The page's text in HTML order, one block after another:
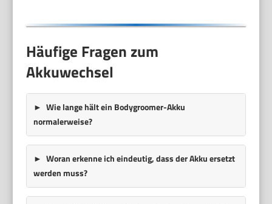
Häufige Fragen zum
Akkuwechsel
Wie lange hält ein Bodygroomer-Akku
normalerweise?
Woran erkenne ich eindeutig, dass der Akku ersetzt
werden muss?